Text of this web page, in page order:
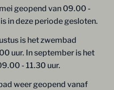
geopend van 09.00 -
in deze periode gesloten.
is het zwembad
uur. In september is het
- 11.30 uur.
weer geopend vanaf